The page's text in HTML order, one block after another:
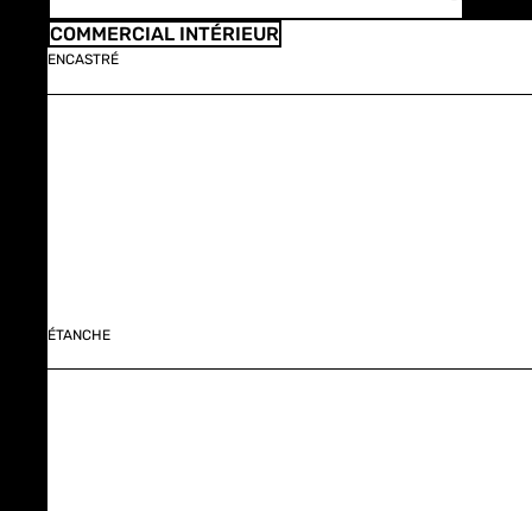
COMMERCIAL INTÉRIEUR
ENCASTRÉ
ÉTANCHE